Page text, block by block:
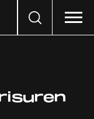
Search